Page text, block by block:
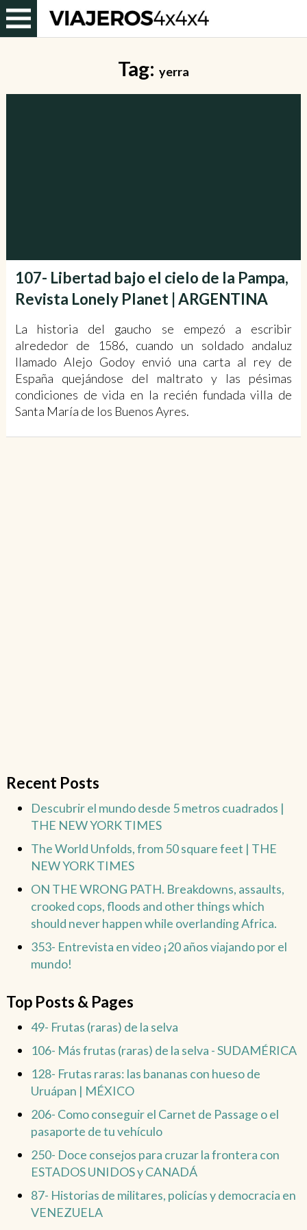
Tag: yerra
107- Libertad bajo el cielo de la Pampa,
Revista Lonely Planet | ARGENTINA
La historia del gaucho se empezó a escribir
alrededor de 1586, cuando un soldado andaluz
llamado Alejo Godoy envió una carta al rey de
España quejándose del maltrato y las pésimas
condiciones de vida en la recién fundada villa de
Santa María de los Buenos Ayres.
Recent Posts
Descubrir el mundo desde 5 metros cuadrados |
THE NEW YORK TIMES
The World Unfolds, from 50 square feet | THE
NEW YORK TIMES
ON THE WRONG PATH. Breakdowns, assaults,
crooked cops, floods and other things which
should never happen while overlanding Africa.
353- Entrevista en video ¡20 años viajando por el
mundo!
Top Posts & Pages
49- Frutas (raras) de la selva
106- Más frutas (raras) de la selva - SUDAMÉRICA
128- Frutas raras: las bananas con hueso de
Uruápan | MÉXICO
206- Como conseguir el Carnet de Passage o el
pasaporte de tu vehículo
250- Doce consejos para cruzar la frontera con
ESTADOS UNIDOS y CANADÁ
87- Historias de militares, policías y democracia en
VENEZUELA